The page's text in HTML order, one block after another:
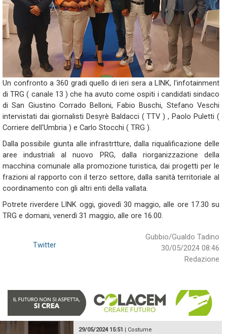
Un confronto a 360 gradi quello di ieri sera a LINK, l'infotainment
di TRG ( canale 13 ) che ha avuto come ospiti i candidati sindaco
di San Giustino Corrado Belloni, Fabio Buschi, Stefano Veschi
intervistati dai giornalisti Desyrè Baldacci ( TTV ) , Paolo Puletti (
Corriere dell'Umbria ) e Carlo Stocchi ( TRG ).
Dalla possibile giunta alle infrastrtture, dalla riqualificazione delle
aree industriali al nuovo PRG, dalla riorganizzazione della
macchina comunale alla promozione turistica, dai progetti per le
frazioni al rapporto con il terzo settore, dalla sanità territoriale al
coordinamento con gli altri enti della vallata.
Potrete riverdere LINK oggi, giovedì 30 maggio, alle ore 17.30 su
TRG e domani, venerdì 31 maggio, alle ore 16.00.
Gubbio/Gualdo Tadino
30/05/2024 08:46
Redazione
Twitter
29/05/2024 15:51 | Costume